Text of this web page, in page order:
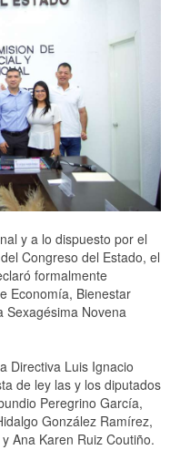
y a lo dispuesto por el
Congreso del Estado, el
formalmente
Economía, Bienestar
Sexagésima Novena
Directiva Luis Ignacio
de ley las y los diputados
Peregrino García,
González Ramírez,
Ana Karen Ruiz Coutiño.
y Estudios